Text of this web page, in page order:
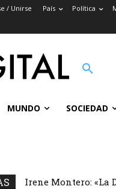
/ Unirse País Política
MUNDO SOCIEDAD
Irene Montero: «La